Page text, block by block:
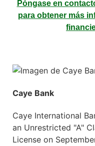
Póngase en
para obtener más
Caye Bank
Caye International
an Unrestricted "A"
License on